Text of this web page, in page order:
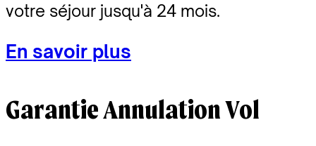
votre séjour jusqu'à 24 mois.
En savoir plus
Garantie Annulation Vol